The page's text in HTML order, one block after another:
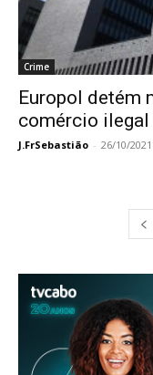
Crime
Europol detém
comércio ilegal
J.FrSebastião - 26/10/2021